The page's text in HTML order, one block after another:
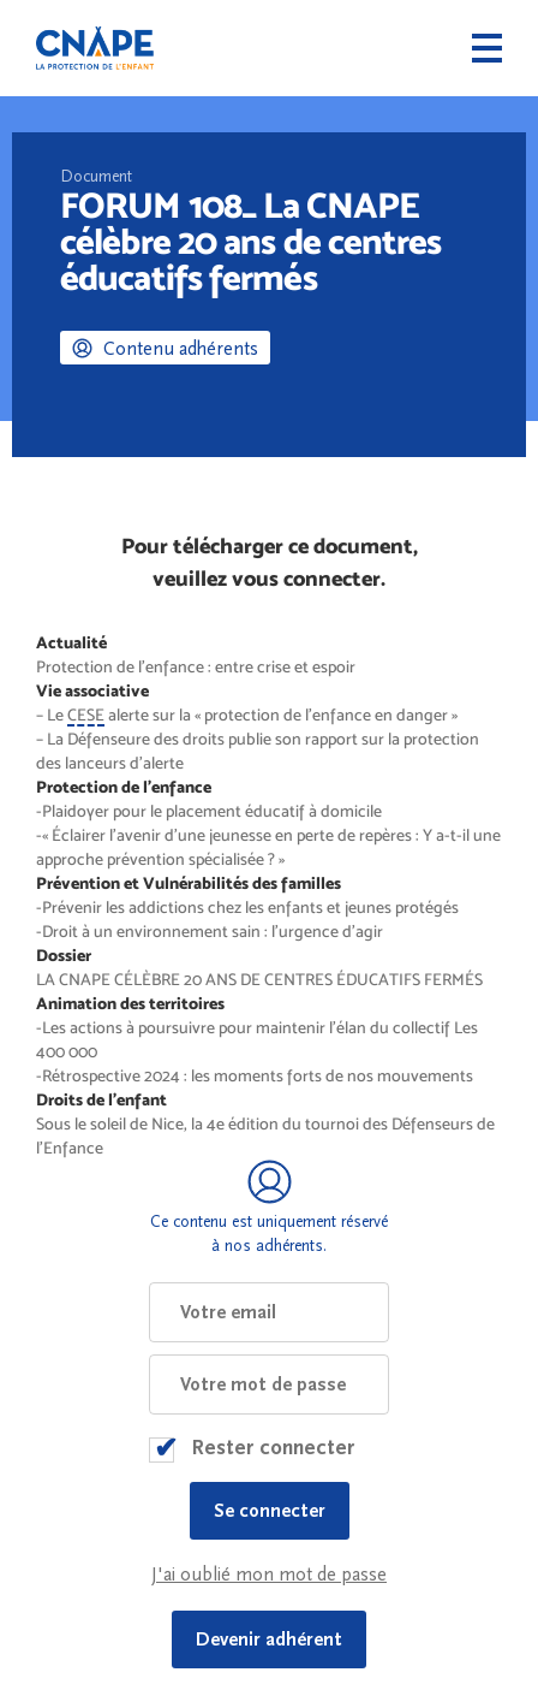
Document
FORUM 108_ La CNAPE
célèbre 20 ans de centres
éducatifs fermés
Contenu adhérents
Pour télécharger ce document,
veuillez vous connecter.
Actualité
Protection de l’enfance : entre crise et espoir
Vie associative
– LeCESE alerte sur la « protection de l’enfance en danger »
– La Défenseure des droits publie son rapport sur la protection
des lanceurs d’alerte
Protection de l’enfance
-Plaidoyer pour le placement éducatif à domicile
-« Éclairer l’avenir d’une jeunesse en perte de repères : Y a-t-il une
approche prévention spécialisée ? »
Prévention et Vulnérabilités des familles
-Prévenir les addictions chez les enfants et jeunes protégés
-Droit à un environnement sain : l’urgence d’agir
Dossier
LA CNAPE CÉLÈBRE 20 ANS DE CENTRES ÉDUCATIFS FERMÉS
Animation des territoires
-Les actions à poursuivre pour maintenir l’élan du collectif Les
400 000
-Rétrospective 2024 : les moments forts de nos mouvements
Droits de l’enfant
Sous le soleil de Nice, la 4e édition du tournoi des Défenseurs de
l’Enfance
Ce contenu est uniquement réservé
à nos adhérents.
Rester connecter
J'ai oublié mon mot de passe
Devenir adhérent